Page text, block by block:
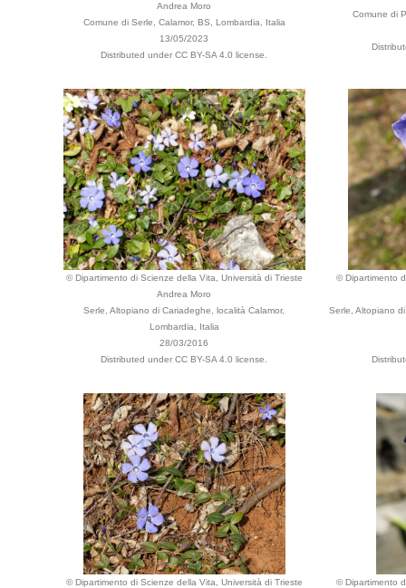
Andrea Moro
Comune di Serle, Calamor, BS, Lombardia, Italia
13/05/2023
Distributed under CC BY-SA 4.0 license.
Comune di
© Dipartimento di Scienze della Vita, Università di Trieste
Andrea Moro
Serle, Altopiano di Cariadeghe, località Calamor,
Lombardia, Italia
28/03/2016
Distributed under CC BY-SA 4.0 license.
© Dipartimento
Serle, Altopiano
© Dipartimento di Scienze della Vita, Università di Trieste
© Dipartimento